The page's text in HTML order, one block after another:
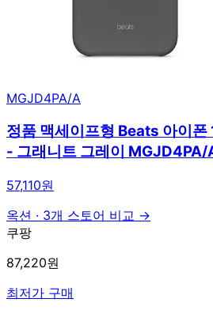
MGJD4PA/A
정품 맥세이프형 Beats 아이폰
- 그래니트 그레이 MGJD4PA/
57,110원
옥션 · 3개 스토어 비교 →
쿠팡
87,220원
최저가 구매